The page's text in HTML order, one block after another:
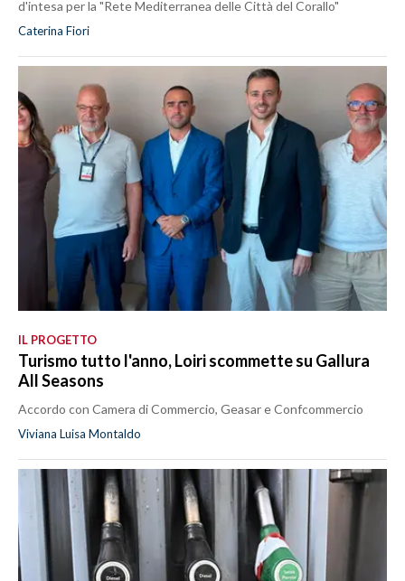
d'intesa per la "Rete Mediterranea delle Città del Corallo"
Caterina Fiori
IL PROGETTO
Turismo tutto l'anno, Loiri scommette su Gallura
All Seasons
Accordo con Camera di Commercio, Geasar e Confcommercio
Viviana Luisa Montaldo